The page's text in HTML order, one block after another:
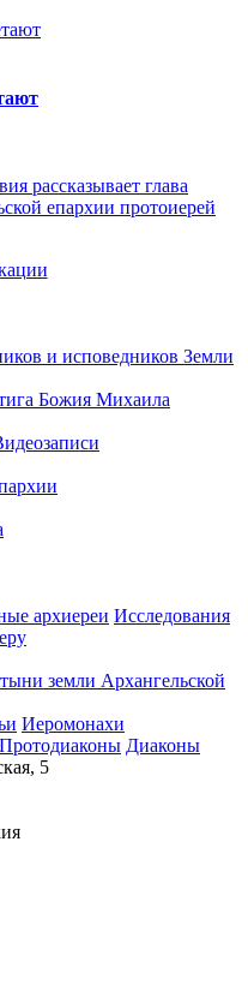
рассказывает глава
епархии протоиерей
архиереи Исследования
земли Архангельской
Иеромонахи
Протодиаконы Диаконы
5